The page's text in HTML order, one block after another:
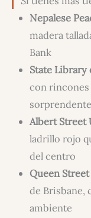
Nepalese
madera
Bank
State Library
con
sorprendente
Albert Street
ladrillo rojo
del centro
Queen
de Brisbane,
ambiente